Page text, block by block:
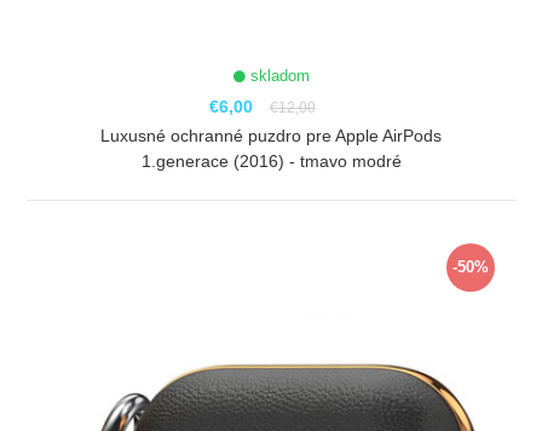
skladom
€6,00 €12,00
Luxusné ochranné puzdro pre Apple AirPods
1.generace (2016) - tmavo modré
-50%